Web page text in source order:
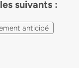
suivants :
anticipé